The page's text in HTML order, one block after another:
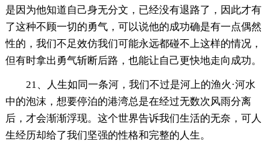
是因为他知道自己身无分文，已经没有退路了，因此才有
了这种不顾一切的勇气，可以说他的成功确是有一点偶然
性的，我们不足效仿我们可能永远都碰不上这样的情况，
但有时拿出勇气斩断后路，也能让自己更快地走向成功。
21、人生如同一条河，我们不过是河上的渔火·河水
中的泡沫，想要停泊的港湾总是在经过无数次风雨分离
后，才会渐渐浮现。这个世界告诉我们生活的无奈，可人
生经历却给了我们坚强的性格和完整的人生。